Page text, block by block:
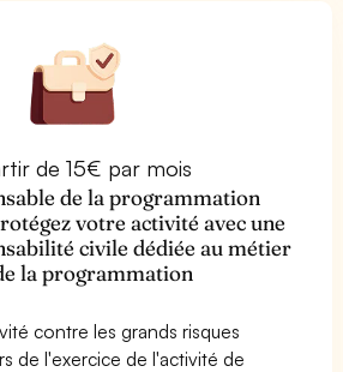
de 15€ par mois
de la programmation
votre activité avec une
civile dédiée au métier
la programmation
contre les grands risques
de l'exercice de l'activité de